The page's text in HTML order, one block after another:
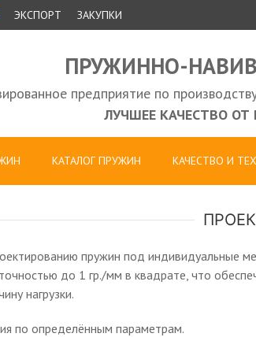
ЭКСПОРТ ЗАКУПКИ
ПРУЖИННО-
предприятие по
ЛУЧШЕЕ КАЧЕСТВО
КАТАЛОГ ПРУЖИН КАЧЕСТВО И
пружин под индивидуальные
до 1 гр./мм в квадрате, что
нагрузки.
по определённым параметрам.